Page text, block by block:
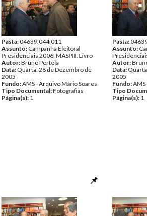
Pasta:04639.044.011
Assunto: Campanha Eleitoral
Presidenciais 2006, MASPIII. Livro
Autor:Bruno Portela
Data: Quarta, 28 de Dezembro de
2005
Fundo:AMS - Arquivo Mário Soares
Tipo Documental:Fotografias
Página(s): 1
Pasta:
Assunto:
Autor:
Data:
2005
Fundo:AMS
Tipo
Página(s): 1